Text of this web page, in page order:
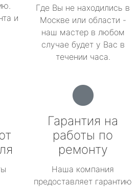
и
Где Вы не находились в
Москве или области -
наш мастер в любом
случае будет у Вас в
течении часа.
Гарантия на
работы по
ремонту
Наша компания
предоставляет гарантию